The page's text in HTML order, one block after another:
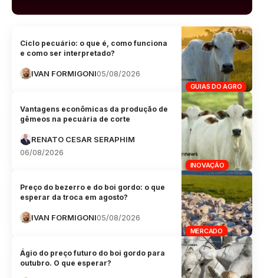
GUIAS DO AGRO
Ciclo pecuário: o que é, como funciona
e como ser interpretado?
IVAN FORMIGONI05/08/2026
INOVAÇÃO
Vantagens econômicas da produção de
gêmeos na pecuária de corte
RENATO CESAR SERAPHIM
06/08/2026
MERCADO
Preço do bezerro e do boi gordo: o que
esperar da troca em agosto?
IVAN FORMIGONI05/08/2026
Ágio do preço futuro do boi gordo para
outubro. O que esperar?